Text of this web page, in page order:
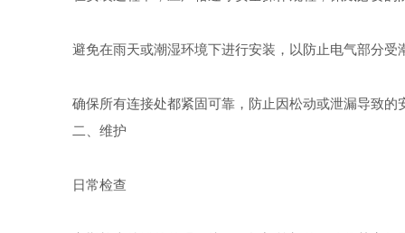
避免在雨天或潮湿环境下进行安装，以防止电气部分受
确保所有连接处都紧固可靠，防止因松动或泄漏导致的
二、维护
日常检查